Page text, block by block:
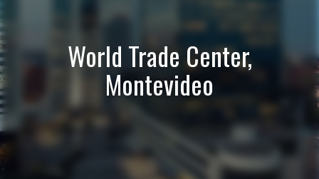
World Trade Center,
Montevideo